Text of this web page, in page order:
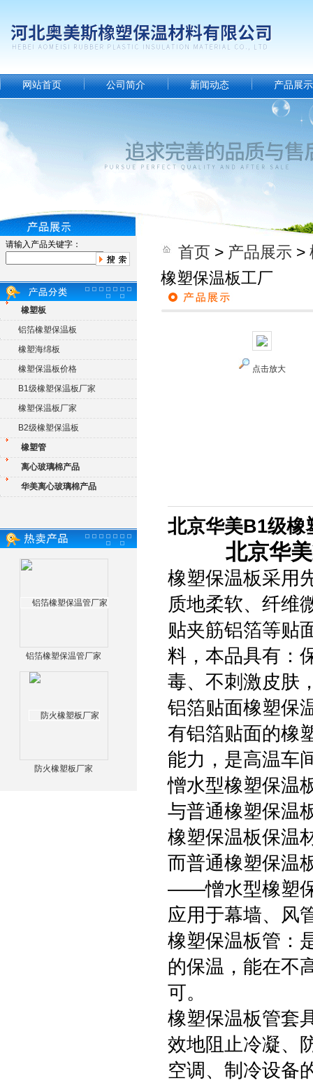
网站首页 公司简介 新闻动态 产品展示
请输入产品关键字：
橡塑板
铝箔橡塑保温板
橡塑海绵板
橡塑保温板价格
B1级橡塑保温板厂家
橡塑保温板厂家
B2级橡塑保温板
橡塑管
离心玻璃棉产品
华美离心玻璃棉产品
铝箔橡塑保温管厂家
防火橡塑板厂家
首页 > 产品展示 >
橡塑保温板工厂
点击放大
北京华美B1级橡
北京华
橡塑保温板采用
质地柔软、纤维
贴夹筋铝箔等贴
料，本品具有：
毒、不刺激皮肤
铝箔贴面橡塑保
有铝箔贴面的橡
能力，是高温车
憎水型橡塑保温
与普通橡塑保温
橡塑保温板保温
而普通橡塑保温
——憎水型橡塑
应用于幕墙、风
橡塑保温板管：
的保温，能在不
可。
橡塑保温板管套
效地阻止冷凝、
空调、制冷设备